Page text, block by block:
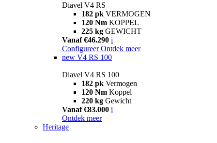
Diavel V4 RS
182 pk VERMOGEN
120 Nm KOPPEL
225 kg GEWICHT
Vanaf €46.290 i
Configureer Ontdek meer
new V4 RS 100
Diavel V4 RS 100
182 pk Vermogen
120 Nm Koppel
220 kg Gewicht
Vanaf €83.000 i
Ontdek meer
Heritage